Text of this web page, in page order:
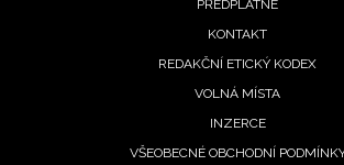
PŘEDPLATNÉ
KONTAKT
REDAKČNÍ ETICKÝ KODEX
VOLNÁ MÍSTA
INZERCE
VŠEOBECNÉ OBCHODNÍ